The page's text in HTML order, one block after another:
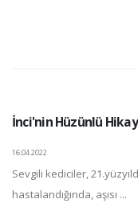
İnci'nin Hüzünlü
16.04.2022
Sevgili kediciler,
hastalandığında, aşısı ...